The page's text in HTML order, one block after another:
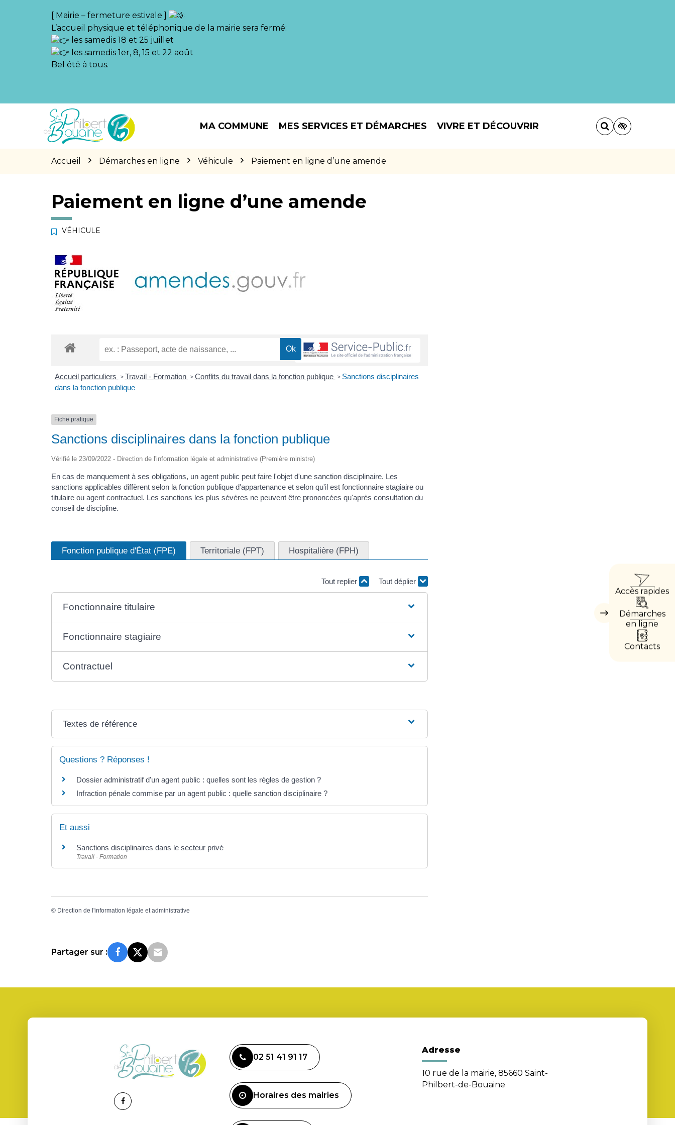
[ Mairie – fermeture estivale ]
L’accueil physique et téléphonique de la mairie sera fermé:
les samedis 18 et 25 juillet
les samedis 1er, 8, 15 et 22 août
Bel été à tous.
MA COMMUNE MES SERVICES ET DÉMARCHES VIVRE ET DÉCOUVRIR
Accueil Démarches en ligne Véhicule Paiement en ligne d’une amende
Masquer
Accès rapides
Démarches
en ligne
Contacts
Paiement en ligne d’une amende
VÉHICULE
Accueil particuliers > Travail - Formation > Conflits du travail dans la fonction publique > Sanctions disciplinaires
dans la fonction publique
Fiche pratique
Sanctions disciplinaires dans la fonction publique
Vérifié le 23/09/2022 - Direction de l'information légale et administrative (Première ministre)
En cas de manquement à ses obligations, un agent public peut faire l'objet d'une sanction disciplinaire. Les
sanctions applicables diffèrent selon la fonction publique d'appartenance et selon qu'il est fonctionnaire stagiaire ou
titulaire ou agent contractuel. Les sanctions les plus sévères ne peuvent être prononcées qu'après consultation du
conseil de discipline.
Fonction publique d'État (FPE) Territoriale (FPT) Hospitalière (FPH)
Tout replier Tout déplier
Fonctionnaire titulaire
Fonctionnaire stagiaire
Contractuel
Textes de référence
Questions ? Réponses !
Dossier administratif d'un agent public : quelles sont les règles de gestion ?
Infraction pénale commise par un agent public : quelle sanction disciplinaire ?
Et aussi
Sanctions disciplinaires dans le secteur privé
Travail - Formation
© Direction de l'information légale et administrative
Partager sur :
Lien
02 51 41 91 17
Horaires des mairies
Adresse
10 rue de la mairie, 85660 Saint-
Philbert-de-Bouaine